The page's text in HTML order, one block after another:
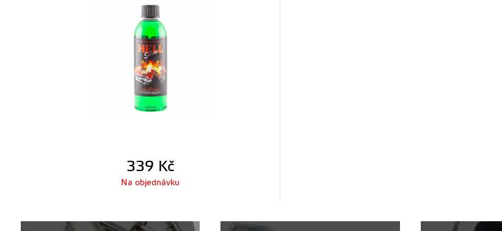
339 Kč
Na objednávku